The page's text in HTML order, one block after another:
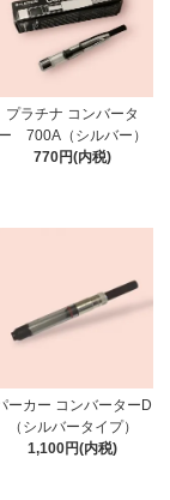
プラチナ コンバータ
ー 700A（シルバー）
770円(内税)
ーカー コンバーターD
（シルバータイプ）
1,100円(内税)